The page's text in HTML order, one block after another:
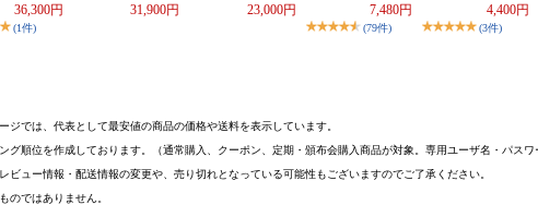
36,300円
(1件)
31,900円 23,000円 7,480円
(79件)
4,400円
(3件)
では、代表として最安値の商品の価格や送料を表示しています。
順位を作成しております。（通常購入、クーポン、定期・頒布会購入商品が対象。専用ユーザ名・パスワ
ュー情報・配送情報の変更や、売り切れとなっている可能性もございますのでご了承ください。
のではありません。